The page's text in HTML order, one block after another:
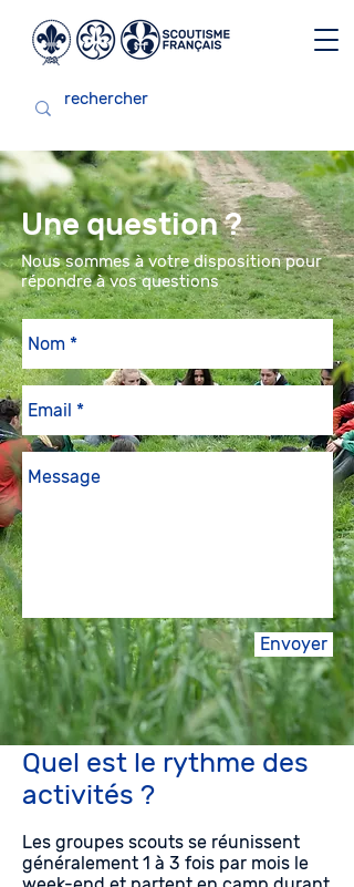
Une question ?
Nous sommes à votre disposition pour
répondre à vos questions
Envoyer
Quel est le rythme des
activités ?
Les groupes scouts se réunissent
généralement 1 à 3 fois par mois le